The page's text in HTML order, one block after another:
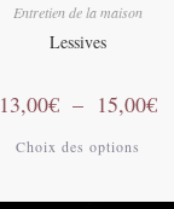
Entretien de la maison
Lessives
13,00€ – 15,00€
Choix des options